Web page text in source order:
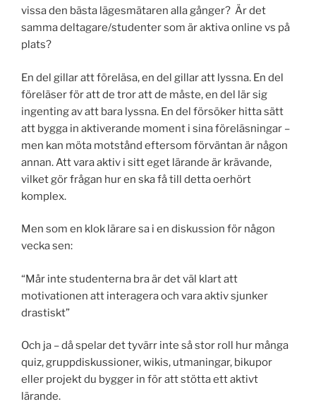
vissa den bästa lägesmätaren alla gånger? Är det
samma deltagare/studenter som är aktiva online vs på
plats?
En del gillar att föreläsa, en del gillar att lyssna. En del
föreläser för att de tror att de måste, en del lär sig
ingenting av att bara lyssna. En del försöker hitta sätt
att bygga in aktiverande moment i sina föreläsningar –
men kan möta motstånd eftersom förväntan är någon
annan. Att vara aktiv i sitt eget lärande är krävande,
vilket gör frågan hur en ska få till detta oerhört
komplex.
Men som en klok lärare sa i en diskussion för någon
vecka sen:
“Mår inte studenterna bra är det väl klart att
motivationen att interagera och vara aktiv sjunker
drastiskt”
Och ja – då spelar det tyvärr inte så stor roll hur många
quiz, gruppdiskussioner, wikis, utmaningar, bikupor
eller projekt du bygger in för att stötta ett aktivt
lärande.